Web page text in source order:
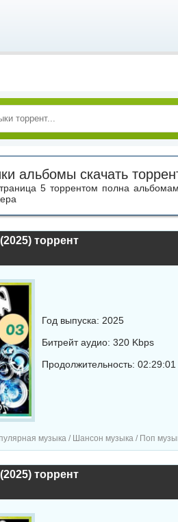
альбомы скачать
5 торрентом полна
торрент
Год выпуска: 2025
Битрейт аудио: 320 Kbps
Продолжительность: 02:29:01
музыка / Шансон музыка / Поп
торрент